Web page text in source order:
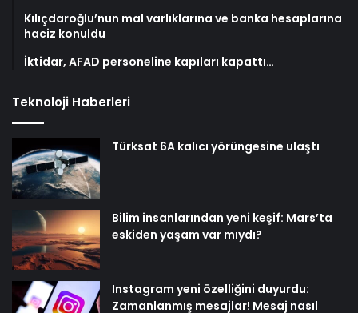
Kılıçdaroğlu’nun mal varlıklarına ve banka hesaplarına
haciz konuldu
İktidar, AFAD personeline kapıları kapattı…
Teknoloji Haberleri
Türksat 6A kalıcı yörüngesine ulaştı
Bilim insanlarından yeni keşif: Mars’ta
eskiden yaşam var mıydı?
Instagram yeni özelliğini duyurdu:
Zamanlanmış mesajlar! Mesaj nasıl